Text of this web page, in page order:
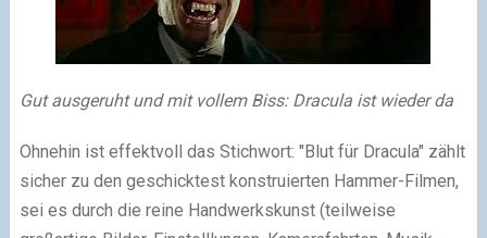
Gut ausgeruht und mit vollem Biss: Dracula ist wieder da
Ohnehin ist effektvoll das Stichwort: "Blut für Dracula" zählt
sicher zu den geschicktest konstruierten Hammer-Filmen,
sei es durch die reine Handwerkskunst (teilweise